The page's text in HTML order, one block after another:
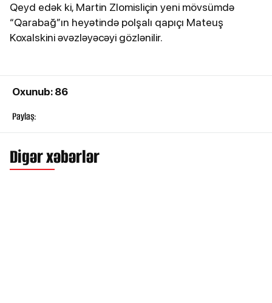
Qeyd edək ki, Martin Zlomisliçin yeni mövsümdə
“Qarabağ”ın heyətində polşalı qapıçı Mateuş
Koxalskini əvəzləyəcəyi gözlənilir.
Oxunub: 86
Paylaş:
Digər xəbərlər